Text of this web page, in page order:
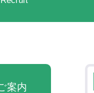
案内